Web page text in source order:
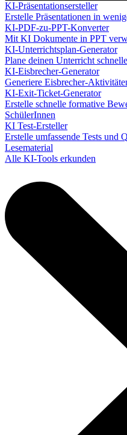
KI-Präsentationsersteller
Erstelle Präsentationen in
KI-PDF-zu-PPT-Konverter
Mit KI Dokumente in PPT
KI-Unterrichtsplan-Generator
Plane deinen Unterricht
KI-Eisbrecher-Generator
Generiere Eisbrecher-
KI-Exit-Ticket-Generator
Erstelle schnelle formative
SchülerInnen
KI Test-Ersteller
Erstelle umfassende Tests und
Lesematerial
Alle KI-Tools erkunden